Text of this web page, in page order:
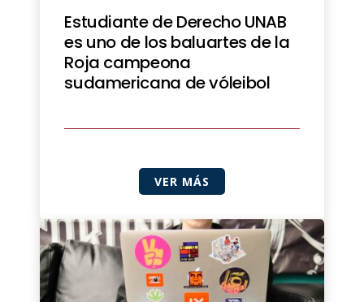
Estudiante de Derecho UNAB
es uno de los baluartes de la
Roja campeona
sudamericana de vóleibol
VER MÁS